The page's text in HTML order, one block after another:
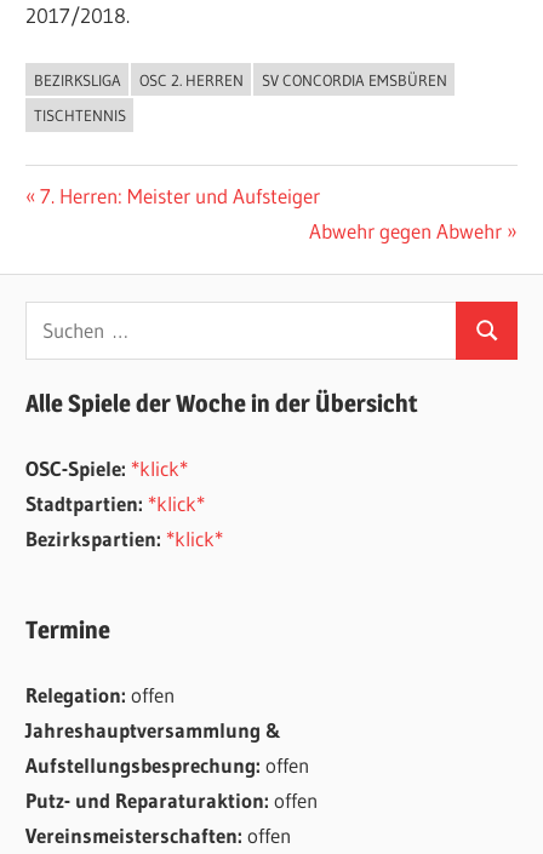
2017/2018.
ALLGEMEIN
BEZIRKSLIGA OSC 2. HERREN
SV CONCORDIA EMSBÜREN
TISCHTENNIS
Beitragsnavigation
Vorheriger
7. Herren: Meister und Aufsteiger
Nächster
Abwehr gegen Abwehr
Suchen
nach:
Suchen
Alle Spiele der Woche in der Übersicht
OSC-Spiele: *klick*
Stadtpartien: *klick*
Bezirkspartien: *klick*
Termine
Relegation:offen
Jahreshauptversammlung &
Aufstellungsbesprechung:offen
Putz- und Reparaturaktion:offen
Vereinsmeisterschaften:offen